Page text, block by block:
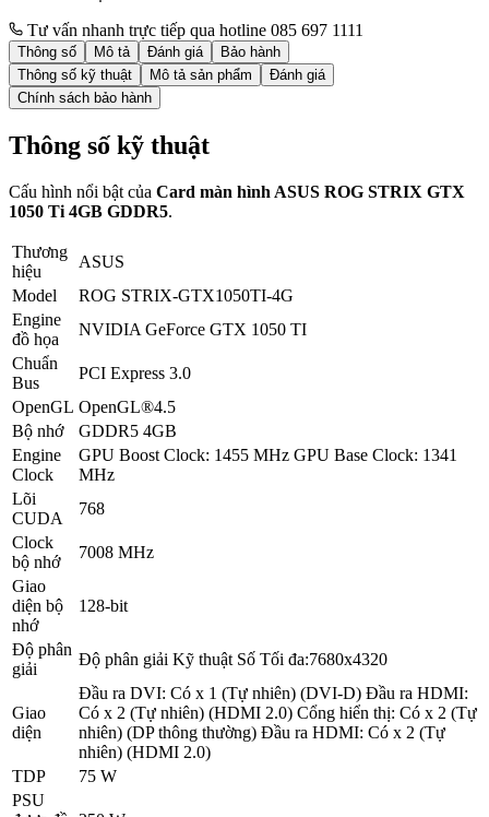
Tư vấn nhanh trực tiếp qua hotline 085 697 1111
Thông số Mô tả Đánh giá
Bảo hành
Thông số kỹ thuật
Mô tả sản phẩm
Đánh giá
Chính sách bảo hành
Thông số kỹ thuật
Cấu hình nổi bật của Card màn hình ASUS ROG STRIX GTX
1050 Ti 4GB GDDR5.
Thương
hiệu
ASUS
Model
ROG STRIX-GTX1050TI-4G
Engine
đồ họa
NVIDIA GeForce GTX 1050 TI
Chuẩn
Bus
PCI Express 3.0
OpenGL OpenGL®4.5
Bộ nhớ
GDDR5 4GB
Engine
Clock
GPU Boost Clock: 1455 MHz GPU Base Clock: 1341
MHz
Lõi
CUDA
768
Clock
bộ nhớ
7008 MHz
Giao
diện bộ
nhớ
128-bit
Độ phân
giải
Độ phân giải Kỹ thuật Số Tối đa:7680x4320
Giao
diện
Đầu ra DVI: Có x 1 (Tự nhiên) (DVI-D) Đầu ra HDMI:
Có x 2 (Tự nhiên) (HDMI 2.0) Cổng hiển thị: Có x 2 (Tự
nhiên) (DP thông thường) Đầu ra HDMI: Có x 2 (Tự
nhiên) (HDMI 2.0)
TDP
75 W
PSU